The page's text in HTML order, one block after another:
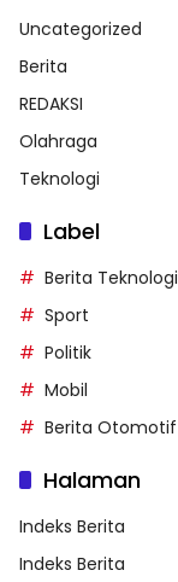
Uncategorized
Berita
REDAKSI
Olahraga
Teknologi
Label
Berita Teknologi
Sport
Politik
Mobil
Berita Otomotif
Halaman
Indeks Berita
Indeks Berita